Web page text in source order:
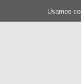
Usamos